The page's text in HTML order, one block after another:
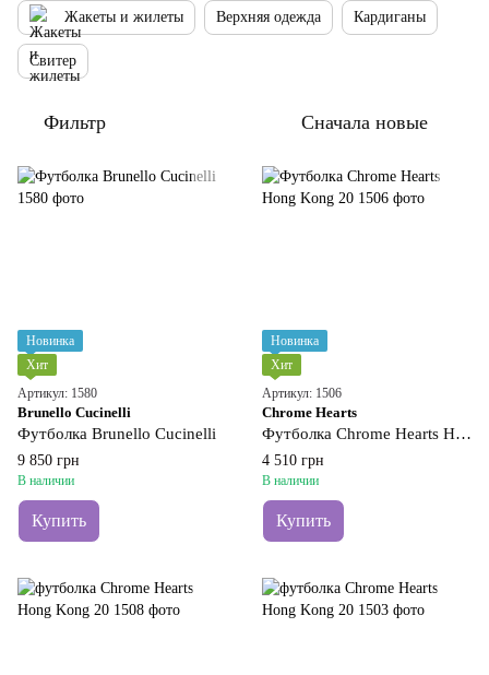
Жакеты и жилеты Верхняя одежда Кардиганы
Свитер
Фильтр Сначала новые
Новинка
Хит
Артикул: 1580
Brunello Cucinelli
Футболка Brunello Cucinelli
9 850 грн
В наличии
Купить
Новинка
Хит
Артикул: 1506
Chrome Hearts
Футболка Chrome Hearts Hong Kong 20
4 510 грн
В наличии
Купить